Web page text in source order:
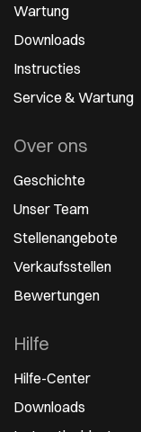
Wartung
Downloads
Instructies
Service & Wartung
Over ons
Geschichte
Unser Team
Stellenangebote
Verkaufsstellen
Bewertungen
Hilfe
Hilfe-Center
Downloads